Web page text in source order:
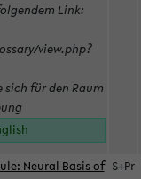
Link:
view.php?
für den Raum
Neural Basis of S+Pr